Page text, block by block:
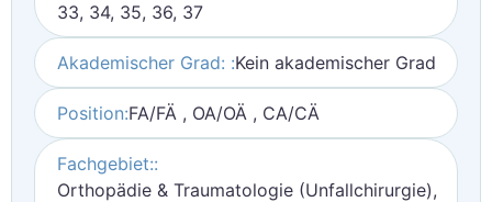
33, 34, 35, 36, 37
Akademischer Grad: :Kein akademischer Grad
Position:FA/FÄ , OA/OÄ , CA/CÄ
Fachgebiet::
Orthopädie & Traumatologie (Unfallchirurgie),